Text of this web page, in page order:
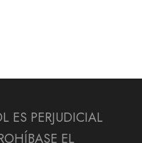
ES PERJUDICIAL
EL